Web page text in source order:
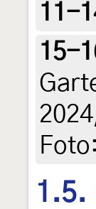
11-
15-
1.5.